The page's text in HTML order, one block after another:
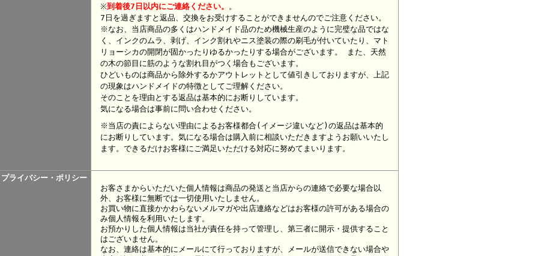
※到着後7日以内にご連絡ください。 。
7日を過ぎますと返品、交換をお受けすることができませんのでご注意ください。
※なお、当店商品の多くはハンドメイド品のため機械生産のように完璧な品ではな
く、インクのムラ、剥げ、インク割れやニス塗装の際の刷毛が付いていたり、マト
リョーシカの開閉が固かったりゆるかったりする場合がございます。 また、天然
の木の節目に筋のような割れ目がつく場合もございます。
ひどいものは商品から除外するかアウトレットとして値引きしておりますが、上記
の現象はハンドメイドの特徴としてご理解ください。
そのことを理由とする返品は基本的にお断りしています。
気になる場合は事前に問い合わせください。
※当店の責によらない理由によるお客様都合(イメージ違いなど)の返品は基本的
にお断りしています。気になる場合は購入前に相談いただきますようお願いいたし
ます。できるだけお客様にご満足いただける対応に努めてまいります。
プライバシー・ポリシー
お客さまからいただいた個人情報は商品の発送と当店からの連絡で必要な場合以
外、お客様に無断では一切使用いたしません。
お買い物に直接かかわらないメルマガや出店連絡などはお客様の許可がある場合の
み個人情報を利用いたします。
お預かりした個人情報は当社が責任を持って管理し、第三者に開示・提供すること
はございません。
なお、連絡は基本的にメールにて行っておりますが、メールが送信できない場合や